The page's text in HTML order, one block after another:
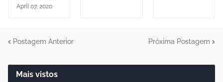
April 07, 2020
Postagem Anterior Próxima Postagem
Mais vistos